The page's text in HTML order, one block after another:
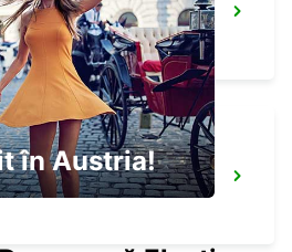
în Austria!